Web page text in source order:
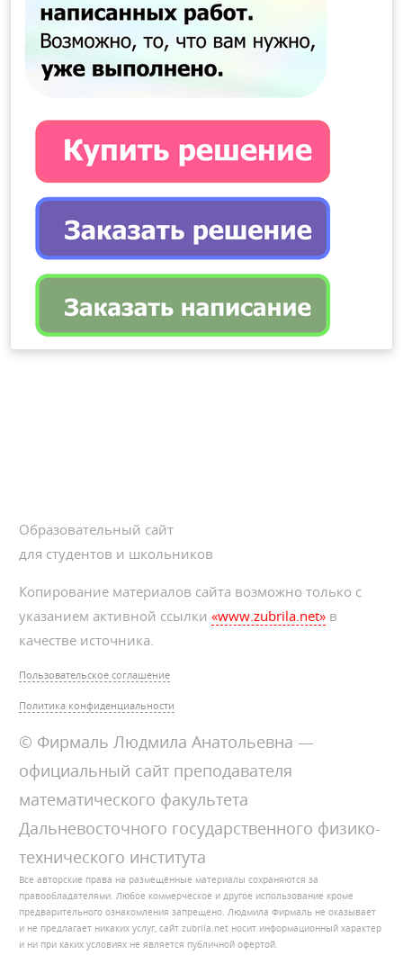
Образовательный сайт
для студентов и школьников
Копирование материалов сайта возможно только с
указанием активной ссылки«www.zubrila.net» в
качестве источника.
Пользовательское соглашение
Политика конфиденциальности
© Фирмаль Людмила Анатольевна —
официальный сайт преподавателя
математического факультета
Дальневосточного государственного физико-
технического института
Все авторские права на размещённые материалы сохраняются за
правообладателями. Любое коммерческое и другое использование кроме
предварительного ознакомления запрещено. Людмила Фирмаль не оказывает
и не предлагает никаких услуг, сайт zubrila.net носит информационный характер
и ни при каких условиях не является публичной офертой.